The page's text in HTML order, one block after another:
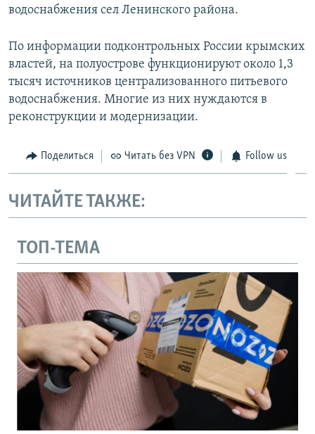
водоснабжения сел Ленинского района.
​По информации подконтрольных России крымских
властей, на полуострове функционируют около 1,3
тысяч источников централизованного питьевого
водоснабжения. Многие из них нуждаются в
реконструкции и модернизации.
Поделиться Читать без VPN Follow us
ЧИТАЙТЕ ТАКЖЕ:
ТОП-ТЕМА